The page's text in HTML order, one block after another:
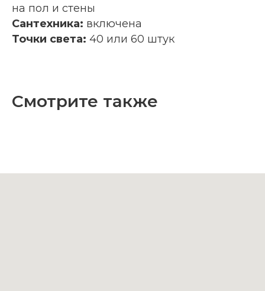
на пол и стены
Сантехника: включена
Точки света: 40 или 60 штук
Смотрите также